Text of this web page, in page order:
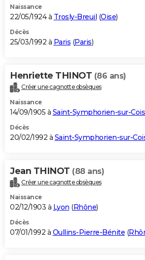
Naissance
22/05/1924 à Trosly-Breuil (Oise)
Décès
25/03/1992 à Paris (Paris)
Henriette THINOT (86 ans)
Créer une cagnotte obsèques
Naissance
14/09/1905 à Saint-Symphorien-sur-
Décès
20/02/1992 à Saint-Symphorien-sur-
Jean THINOT (88 ans)
Créer une cagnotte obsèques
Naissance
02/12/1903 à Lyon (Rhône)
Décès
07/01/1992 à Oullins-Pierre-Bénite (